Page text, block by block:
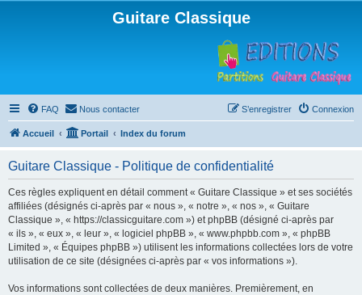
Guitare Classique
FAQ Nous contacter Connexion
S’enregistrer
Accueil Portail Index du forum
Guitare Classique - Politique de confidentialité
Ces règles expliquent en détail comment « Guitare Classique » et ses sociétés
affiliées (désignés ci-après par « nous », « notre », « nos », « Guitare
Classique », « https://classicguitare.com ») et phpBB (désigné ci-après par
« ils », « eux », « leur », « logiciel phpBB », « www.phpbb.com », « phpBB
Limited », « Équipes phpBB ») utilisent les informations collectées lors de votre
utilisation de ce site (désignées ci-après par « vos informations »).
Vos informations sont collectées de deux manières. Premièrement, en